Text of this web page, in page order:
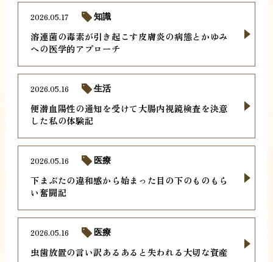
溶連菌の毒素が引き起こす皮膚炎の病態とかゆみ
への医学的アプローチ
2026.05.17 知識
便潜血陽性の通知を受けて大腸内視鏡検査を決意
した私の体験記
2026.05.16 生活
下まぶたの違和感から始まった目の下のものもら
い奮闘記
2026.05.16 医療
虫歯放置の言い訳あるあると失われる大切な資産
2026.05.16 医療